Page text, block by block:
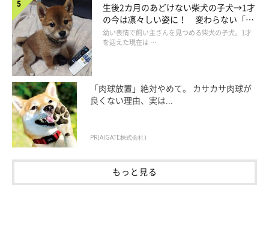
柴距離が可愛い♡ ロペさんについて、飼い
生後2カ月のあどけない柴犬の子犬→1才
の今は凛々しい姿に！ 変わらない「く
りくりおめめ」にもほっこり
幼い表情で飼い主さんを見つめる柴犬の子犬。1才
を迎えた現在は …
「肉球放置」絶対やめて。 カサカサ肉球が
良くない理由、実は...
PR(AIGATE株式会社)
もっと見る